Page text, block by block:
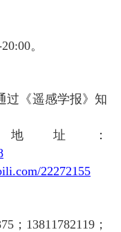
20:00。
过《遥感学报》 知
址：
22272155
； 13811782119 ；